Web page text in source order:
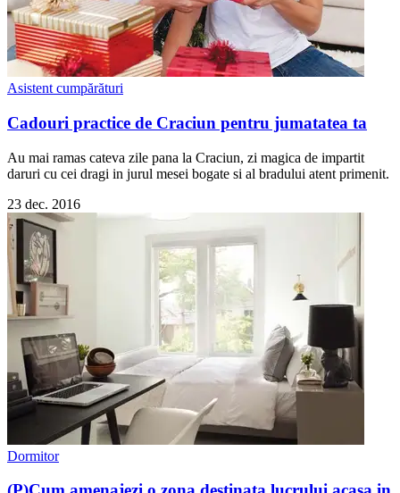
Asistent cumpărături
Cadouri practice de Craciun pentru jumatatea ta
Au mai ramas cateva zile pana la Craciun, zi magica de impartit
daruri cu cei dragi in jurul mesei bogate si al bradului atent primenit.
23 dec. 2016
Dormitor